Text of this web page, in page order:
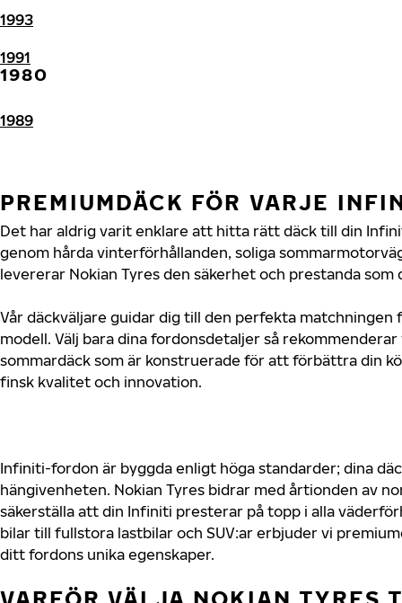
1993
1991
1980
1989
PREMIUMDÄCK FÖR VARJE
Det har aldrig varit enklare att hitta rätt däck till din
genom hårda vinterförhållanden, soliga
levererar Nokian Tyres den säkerhet och prestanda
Vår däckväljare guidar dig till den perfekta
modell. Välj bara dina fordonsdetaljer så
sommardäck som är konstruerade för att förbättra din
finsk kvalitet och innovation.
Infiniti-fordon är byggda enligt höga standarder; dina
hängivenheten. Nokian Tyres bidrar med årtionden av
säkerställa att din Infiniti presterar på topp i alla
bilar till fullstora lastbilar och SUV:ar erbjuder vi
ditt fordons unika egenskaper.
VARFÖR VÄLJA NOKIAN TYRES